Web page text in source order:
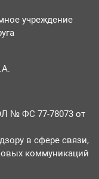
учреждение
№ ФС 77-78073 от
в сфере связи,
коммуникаций